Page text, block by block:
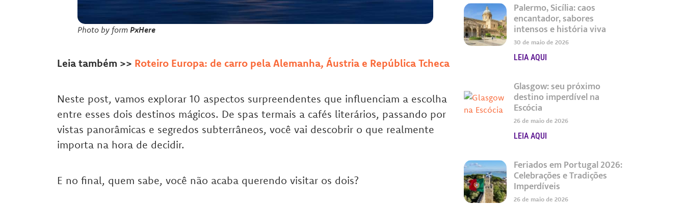
Photo by form PxHere
Leia também >> Roteiro Europa: de carro pela Alemanha, Áustria e República Tcheca
Neste post, vamos explorar 10 aspectos surpreendentes que influenciam a escolha
entre esses dois destinos mágicos. De spas termais a cafés literários, passando por
vistas panorâmicas e segredos subterrâneos, você vai descobrir o que realmente
importa na hora de decidir.
E no final, quem sabe, você não acaba querendo visitar os dois?
Palermo, Sicília: caos
encantador, sabores
intensos e história viva
30 de maio de 2026
LEIA AQUI
Glasgow: seu próximo
destino imperdível na
Escócia
26 de maio de 2026
LEIA AQUI
Feriados em Portugal 2026:
Celebrações e Tradições
Imperdíveis
26 de maio de 2026